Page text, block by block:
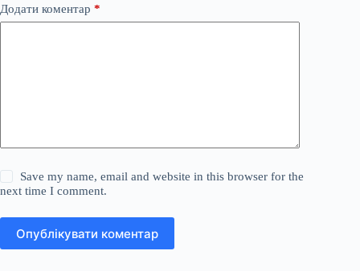
Додати коментар *
Save my name, email and website in this browser for the
next time I comment.
Опублікувати коментар